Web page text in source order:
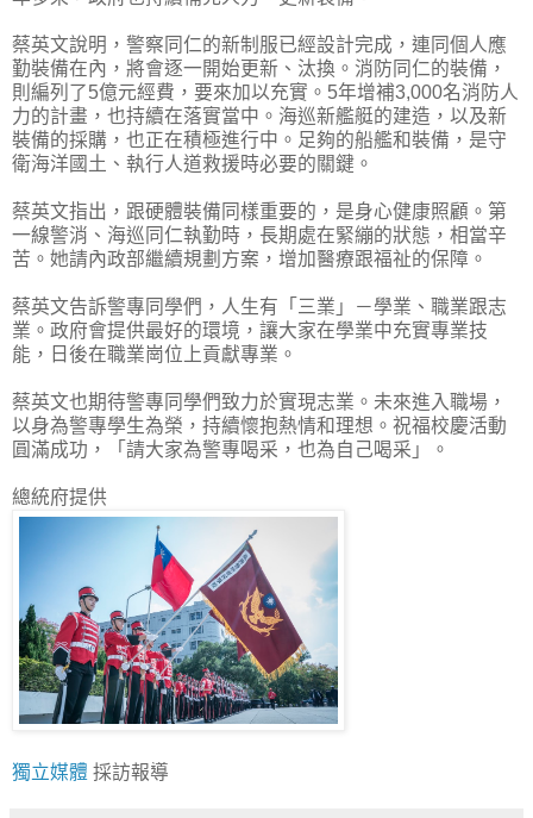
蔡英文說明，警察同仁的新制服已經設計完成，連同個人應
勤裝備在內，將會逐一開始更新、汰換。消防同仁的裝備，
則編列了5億元經費，要來加以充實。5年增補3,000名消防人
力的計畫，也持續在落實當中。海巡新艦艇的建造，以及新
裝備的採購，也正在積極進行中。足夠的船艦和裝備，是守
衛海洋國土、執行人道救援時必要的關鍵。
蔡英文指出，跟硬體裝備同樣重要的，是身心健康照顧。第
一線警消、海巡同仁執勤時，長期處在緊繃的狀態，相當辛
苦。她請內政部繼續規劃方案，增加醫療跟福祉的保障。
蔡英文告訴警專同學們，人生有「三業」－學業、職業跟志
業。政府會提供最好的環境，讓大家在學業中充實專業技
能，日後在職業崗位上貢獻專業。
蔡英文也期待警專同學們致力於實現志業。未來進入職場，
以身為警專學生為榮，持續懷抱熱情和理想。祝福校慶活動
圓滿成功，「請大家為警專喝采，也為自己喝采」。
總統府提供
獨立媒體 採訪報導